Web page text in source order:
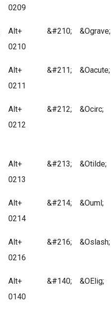
0209
Alt+
0210
&#210; &Ograve;
Alt+
0211
&#211; &Oacute;
Alt+
0212
&#212; &Ocirc;
Alt+
0213
&#213; &Otilde;
Alt+
0214
&#214; &Ouml;
Alt+
0216
&#216; &Oslash;
Alt+
0140
&#140; &OElig;